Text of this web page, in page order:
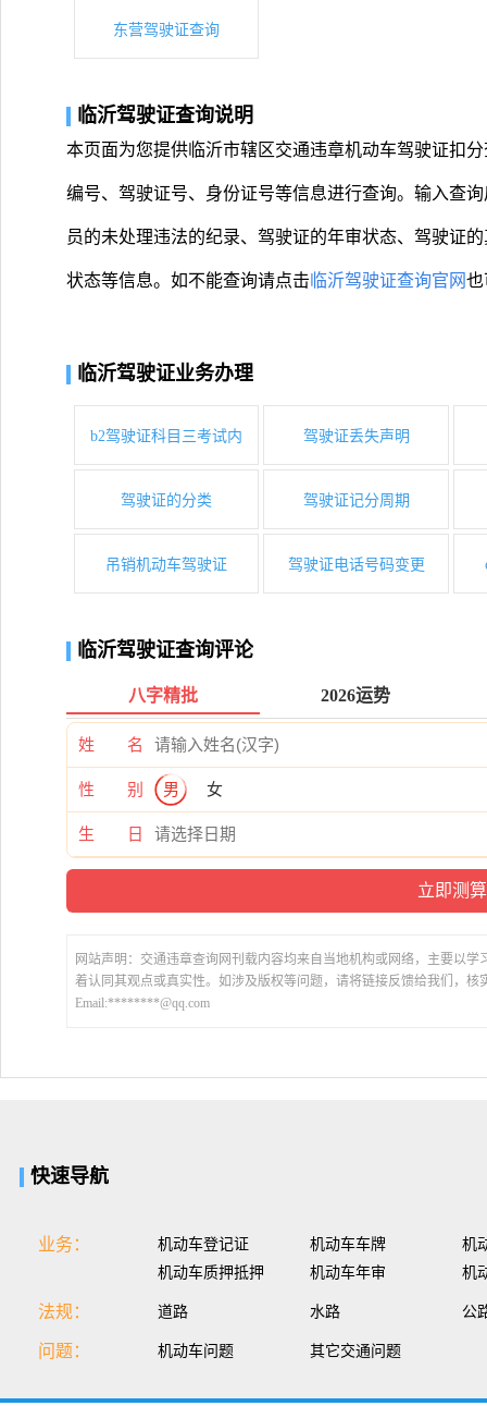
东营驾驶证查询
临沂驾驶证查询说明
本页面为您提供临沂市辖区交通违章机动车驾驶证扣
编号、驾驶证号、身份证号等信息进行查询。输入查
员的未处理违法的纪录、驾驶证的年审状态、驾驶证
状态等信息。如不能查询请点击 临沂驾驶证查询官网也
临沂驾驶证业务办理
b2驾驶证科目三考试内 驾驶证丢失声明
驾驶证的分类 驾驶证记分周期
吊销机动车驾驶证 驾驶证电话号码变更
临沂驾驶证查询评论
八字精批 2026运势
姓 名
性 别 男 女
生 日
网站声明：交通违章查询网刊载内容均来自当地机构或网络，主要以
着认同其观点或真实性。如涉及版权等问题，请将链接反馈给我们，核
Email:********@qq.com
快速导航
业务： 机动车登记证 机动车车牌
机
机动车质押抵押
机动车年审 机
法规： 道路 水路 公
问题： 机动车问题 其它交通问题